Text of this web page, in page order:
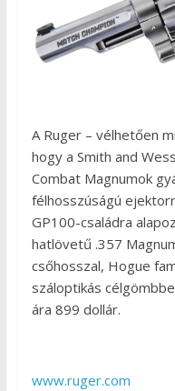
A Ruger – vélhetően
hogy a Smith and
Combat Magnumok
félhosszúságú
GP100-családra
hatlövetű .357
csőhosszal, Hogue
száloptikás
ára 899 dollár.
www.ruger.com